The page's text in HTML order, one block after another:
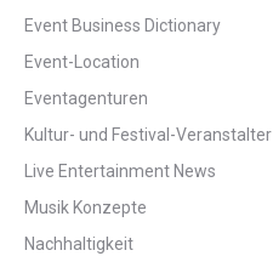
Event Business Dictionary
Event-Location
Eventagenturen
Kultur- und Festival-Veranstalter
Live Entertainment News
Musik Konzepte
Nachhaltigkeit